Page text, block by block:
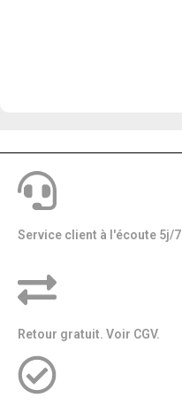
Service client à l'écoute 5j/7
Retour gratuit. Voir CGV.